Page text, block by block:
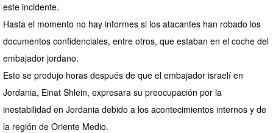
este incidente.
Hasta el momento no hay informes si los atacantes han robado los
documentos confidenciales, entre otros, que estaban en el coche del
embajador jordano.
Esto se produjo horas después de que el embajador israelí en
Jordania, Einat Shlein, expresara su preocupación por la
inestabilidad en Jordania debido a los acontecimientos internos y de
la región de Oriente Medio.